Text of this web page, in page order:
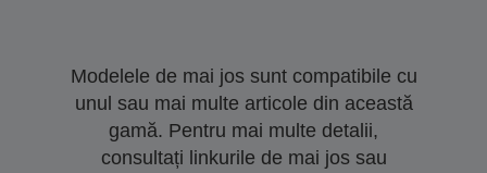
Modelele de mai jos sunt compatibile cu
unul sau mai multe articole din această
gamă. Pentru mai multe detalii,
consultați linkurile de mai jos sau